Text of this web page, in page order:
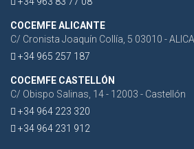
COCEMFE ALICANTE
C/ Cronista Joaquín Collía, 5 03010 -
+34 965 257 187
COCEMFE CASTELLÓN
C/ Obispo Salinas, 14 - 12003 - Castellón
+34 964 223 320
+34 964 231 912